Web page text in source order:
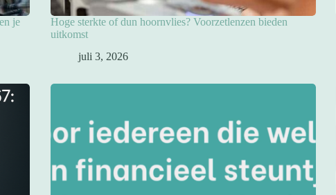
je
Hoge sterkte of dun hoornvlies? Voorzetlenzen bieden
uitkomst
juli 3, 2026